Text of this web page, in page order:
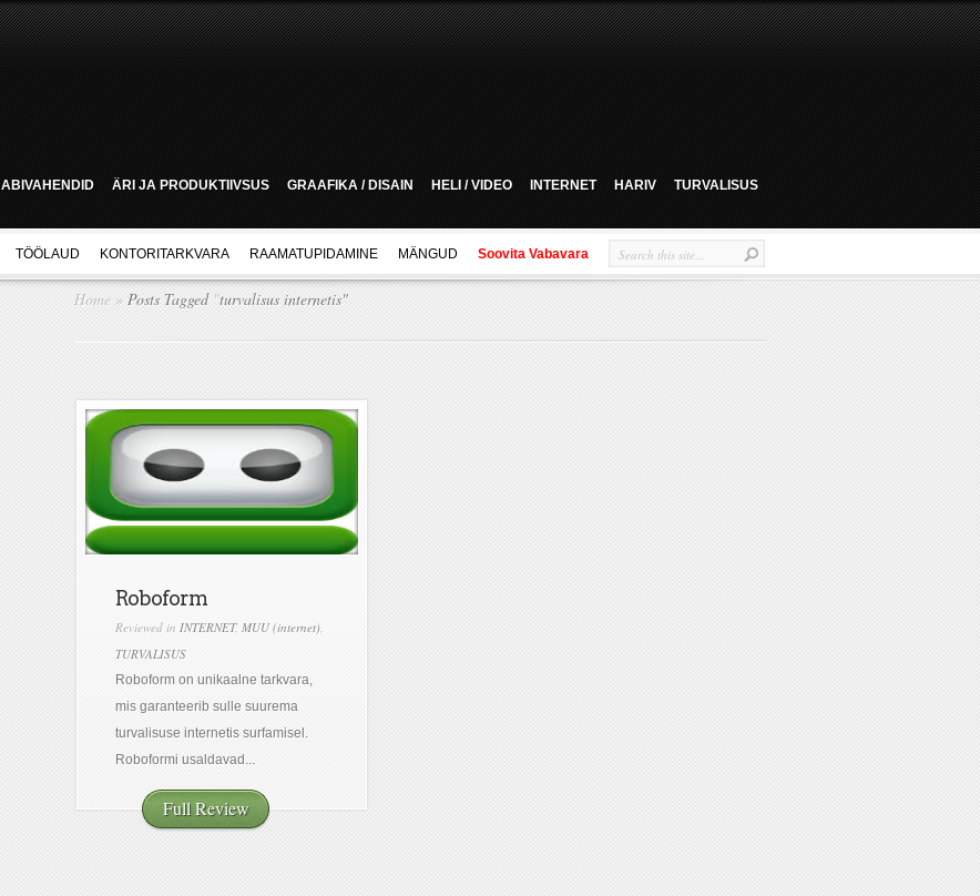
ABIVAHENDID ÄRI JA PRODUKTIIVSUS GRAAFIKA / DISAIN HELI / VIDEO INTERNET HARIV TURVALISUS
TÖÖLAUD KONTORITARKVARA RAAMATUPIDAMINE MÄNGUD Soovita Vabavara
Home » Posts Tagged "turvalisus internetis"
Roboform
Reviewed in INTERNET, MUU (internet),
TURVALISUS
Roboform on unikaalne tarkvara,
mis garanteerib sulle suurema
turvalisuse internetis surfamisel.
Roboformi usaldavad...
Full Review